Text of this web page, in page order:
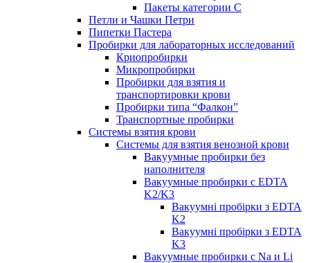
Пакеты категории C
Петли и Чашки Петри
Пипетки Пастера
Пробирки для лабораторных исследований
Криопробирки
Микропробирки
Пробирки для взятия и
транспортировки крови
Пробирки типа “Фалкон”
Транспортные пробирки
Системы взятия крови
Системы для взятия венозной крови
Вакуумные пробирки без
наполнителя
Вакуумные пробирки с EDTA
K2/K3
Вакуумні пробірки з EDTA
K2
Вакуумні пробірки з EDTA
K3
Вакуумные пробирки с Na и Li